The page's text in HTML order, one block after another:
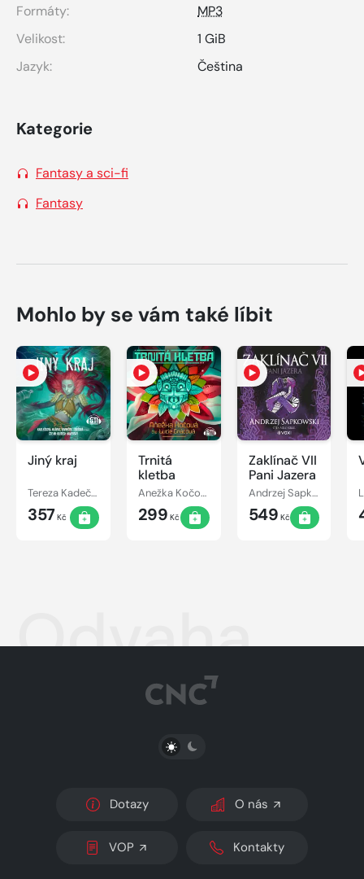
Formáty:
MP3
Velikost:
1 GiB
Jazyk:
Čeština
Kategorie
Fantasy a sci-fi
Fantasy
Mohlo by se vám také líbit
Jiný kraj
Tereza Kadečková, Tereza Matoušková
357Kč
Trnitá
kletba
Anežka Kočová
299 Kč
Zaklínač VII
Pani Jazera
Andrzej Sapkowski
549 Kč
Odvaha
PŘEPNOUT SVĚTLÝ/TMAVÝ REŽIM
Dotazy O nás
VOP Kontakty